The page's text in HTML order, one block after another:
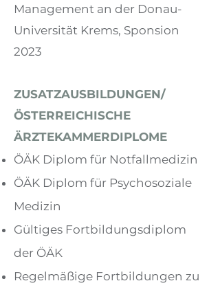
Management an der Donau-
Universität Krems, Sponsion
2023
ZUSATZAUSBILDUNGEN/
ÖSTERREICHISCHE
ÄRZTEKAMMERDIPLOME
ÖÄK Diplom für Notfallmedizin
ÖÄK Diplom für Psychosoziale
Medizin
Gültiges Fortbildungsdiplom
der ÖÄK
Regelmäßige Fortbildungen zu